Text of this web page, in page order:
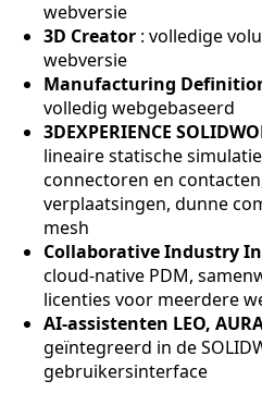
webversie
3D Creator : volledige
webversie
Manufacturing
volledig webgebaseerd
3DEXPERIENCE
lineaire statische
connectoren en
verplaatsingen, dunne
mesh
Collaborative Industry
cloud-native PDM,
licenties voor meerdere
AI-assistenten LEO,
geïntegreerd in de
gebruikersinterface